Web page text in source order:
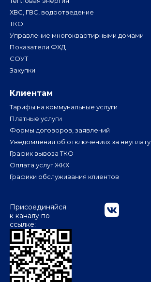
ХВС, ГВС, водоотведение
ТКО
Управление многоквартирными домами
Показатели ФХД
СОУТ
Закупки
Клиентам
Тарифы на коммунальные услуги
Платные услуги
Формы договоров, заявлений
Уведомления об отключениях за неуплату
График вывоза ТКО
Оплата услуг ЖКХ
Графики обслуживания клиентов
Присоединяйся
к каналу по
ссылке: